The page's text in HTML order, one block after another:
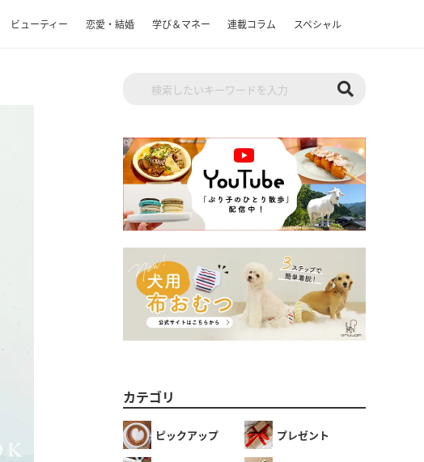
ビューティー 恋愛・結婚 学び＆マネー 連載コラム スペシャル
カテゴリ
ピックアップ プレゼント